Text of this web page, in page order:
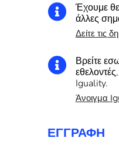

Έχουμε
άλλες
Δείτε τις

Βρείτε
Iguality.
Άνοιγμα
ΕΓΓΡΑΦΉ